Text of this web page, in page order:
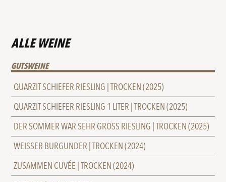
ALLE WEINE
GUTSWEINE
QUARZIT SCHIEFER RIESLING | TROCKEN (2025)
QUARZIT SCHIEFER RIESLING 1 LITER | TROCKEN (2025)
DER SOMMER WAR SEHR GROSS RIESLING | TROCKEN (2025)
WEISSER BURGUNDER | TROCKEN (2024)
ZUSAMMEN CUVÉE | TROCKEN (2024)